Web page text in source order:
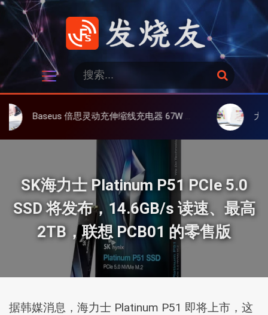
跳
发烧友
：
搜
索
倍思灵动充伸缩线充电器 67W 3C，超耐用可伸缩线、氮化镓、3C多设备同时充 大上 Paperlike
SK海力士 Platinum P51 PCIe 5.0
SSD 将发布，14.6GB/s 读速、最高
2TB，联想 PCB01 的零售版
据韩媒消息，海力士 Platinum P51 即将上市，这